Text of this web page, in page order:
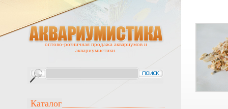
оптово-розничная продажа аквариумов и
аквариумистики.
Каталог